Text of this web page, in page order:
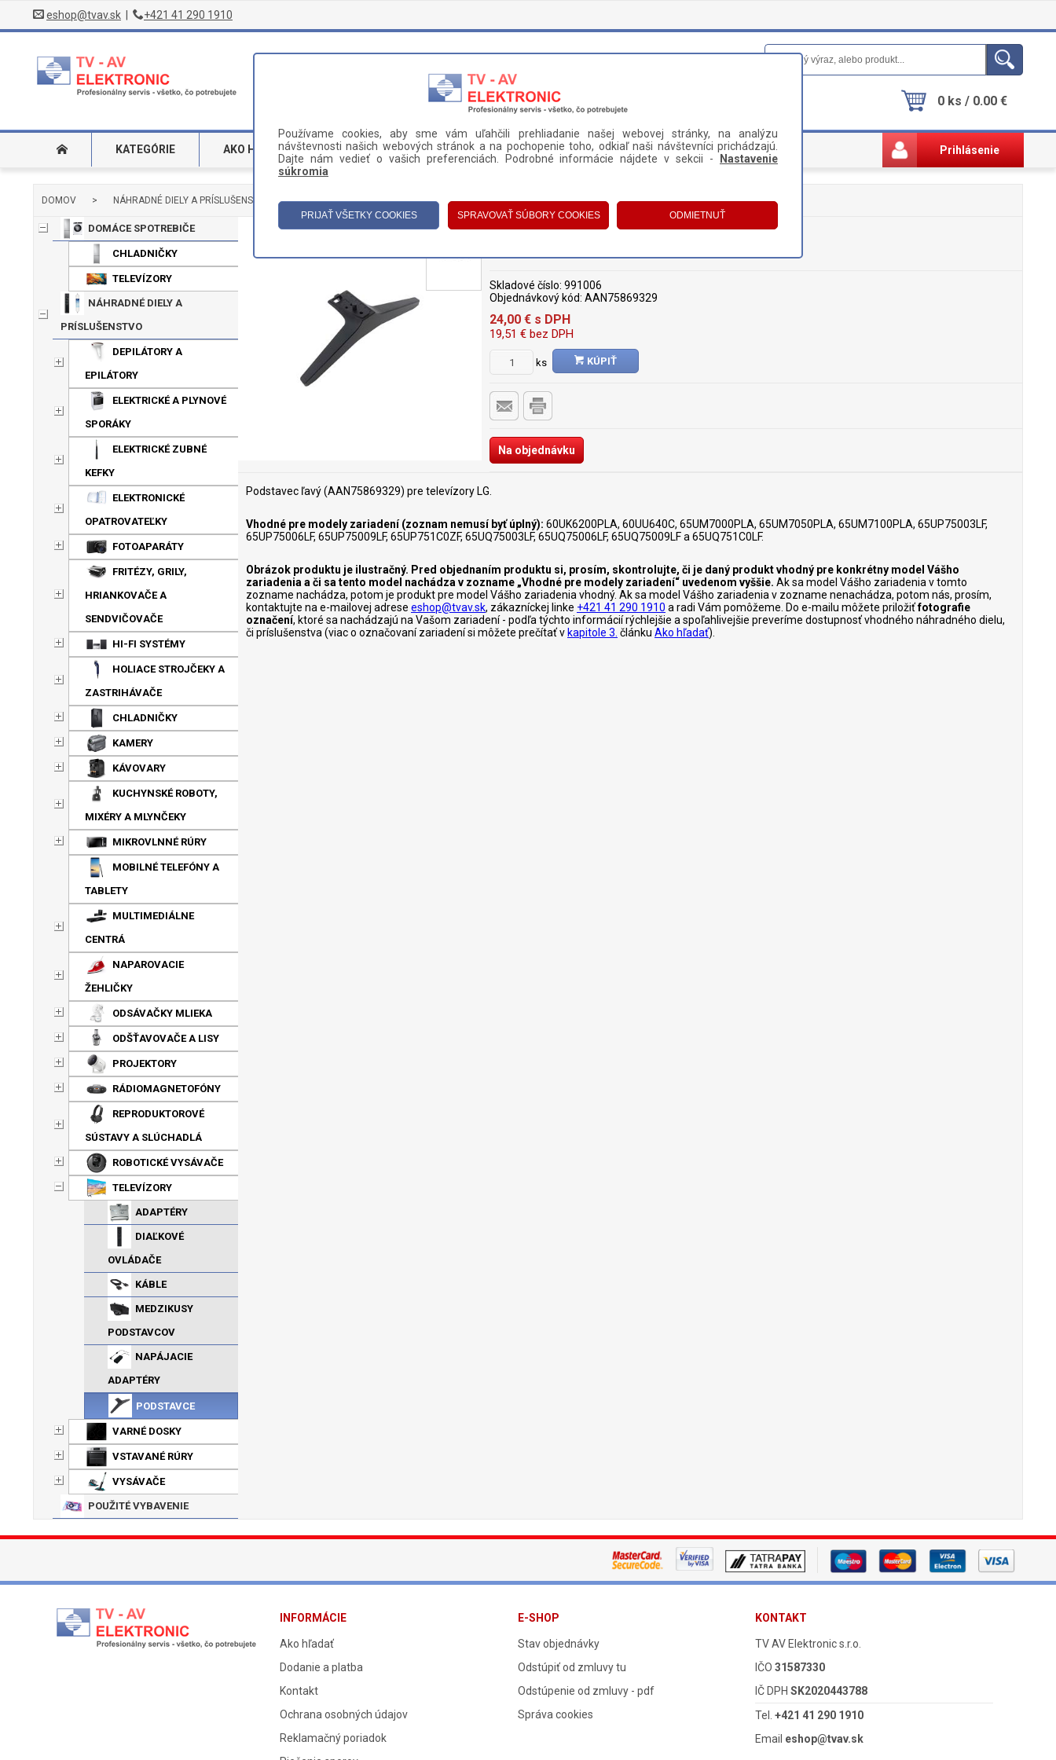
eshop@tvav.sk +421 41 290 1910
0 ks / 0.00 €
KATEGÓRIE AKO HĽADAŤ DODANIE A PLATBA KONTAKT Prihlásenie
DOMOV > NÁHRADNÉ DIELY A PRÍSLUŠENSTVO > TELEVÍZORY > PODSTAVCE > PODSTAVEC ĽAVÝ LG (AAN75869329)
DOMÁCE SPOTREBIČE
CHLADNIČKY
TELEVÍZORY
NÁHRADNÉ DIELY A
PRÍSLUŠENSTVO
DEPILÁTORY A
EPILÁTORY
ELEKTRICKÉ A PLYNOVÉ
SPORÁKY
ELEKTRICKÉ ZUBNÉ
KEFKY
ELEKTRONICKÉ
OPATROVATEĽKY
FOTOAPARÁTY
FRITÉZY, GRILY,
HRIANKOVAČE A
SENDVIČOVAČE
HI-FI SYSTÉMY
HOLIACE STROJČEKY A
ZASTRIHÁVAČE
CHLADNIČKY
KAMERY
KÁVOVARY
KUCHYNSKÉ ROBOTY,
MIXÉRY A MLYNČEKY
MIKROVLNNÉ RÚRY
MOBILNÉ TELEFÓNY A
TABLETY
MULTIMEDIÁLNE
CENTRÁ
NAPAROVACIE
ŽEHLIČKY
ODSÁVAČKY MLIEKA
ODŠŤAVOVAČE A LISY
PROJEKTORY
RÁDIOMAGNETOFÓNY
REPRODUKTOROVÉ
SÚSTAVY A SLÚCHADLÁ
ROBOTICKÉ VYSÁVAČE
TELEVÍZORY
ADAPTÉRY
DIAĽKOVÉ
OVLÁDAČE
KÁBLE
MEDZIKUSY
PODSTAVCOV
NAPÁJACIE
ADAPTÉRY
PODSTAVCE
VARNÉ DOSKY
VSTAVANÉ RÚRY
VYSÁVAČE
POUŽITÉ VYBAVENIE
Skladové číslo: 991006
Objednávkový kód: AAN75869329
24,00 € s DPH
19,51 € bez DPH
ks KÚPIŤ
Na objednávku
Podstavec ľavý (AAN75869329) pre televízory LG.
Vhodné pre modely zariadení (zoznam nemusí byť úplný): 60UK6200PLA, 60UU640C, 65UM7000PLA, 65UM7050PLA, 65UM7100PLA, 65UP75003LF,
65UP75006LF, 65UP75009LF, 65UP751C0ZF, 65UQ75003LF, 65UQ75006LF, 65UQ75009LF a 65UQ751C0LF.
Obrázok produktu je ilustračný. Pred objednaním produktu si, prosím, skontrolujte, či je daný produkt vhodný pre konkrétny model Vášho
zariadenia a či sa tento model nachádza v zozname „Vhodné pre modely zariadení“ uvedenom vyššie. Ak sa model Vášho zariadenia v tomto
zozname nachádza, potom je produkt pre model Vášho zariadenia vhodný. Ak sa model Vášho zariadenia v zozname nenachádza, potom nás, prosím,
kontaktujte na e-mailovej adrese eshop@tvav.sk, zákazníckej linke +421 41 290 1910 a radi Vám pomôžeme. Do e-mailu môžete priložiťfotografie
označení, ktoré sa nachádzajú na Vašom zariadení - podľa týchto informácií rýchlejšie a spoľahlivejšie preveríme dostupnosť vhodného náhradného dielu,
či príslušenstva (viac o označovaní zariadení si môžete prečítať v kapitole 3. článku Ako hľadať).
INFORMÁCIE
Ako hľadať
Dodanie a platba
Kontakt
Ochrana osobných údajov
Reklamačný poriadok
E-SHOP
Stav objednávky
Odstúpiť od zmluvy tu
Odstúpenie od zmluvy - pdf
Správa cookies
KONTAKT
TV AV Elektronic s.r.o.
IČO 31587330
IČ DPH SK2020443788
Tel. +421 41 290 1910
Email eshop@tvav.sk
Používame cookies, aby sme vám uľahčili prehliadanie našej webovej stránky, na analýzu
návštevnosti našich webových stránok a na pochopenie toho, odkiaľ naši návštevníci prichádzajú.
Dajte nám vedieť o vašich preferenciách. Podrobné informácie nájdete v sekcii -
Nastavenie
súkromia